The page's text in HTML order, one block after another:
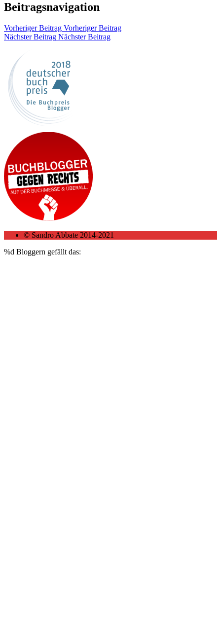
Beitragsnavigation
Vorheriger Beitrag Vorheriger Beitrag
Nächster Beitrag Nächster Beitrag
© Sandro Abbate 2014-2021
%d Bloggern gefällt das: